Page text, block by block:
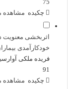
75
چکیده مشاهده
اثربخشی معنویت
خودکارآمدی
فریده ملکی
91
چکیده مشاهده